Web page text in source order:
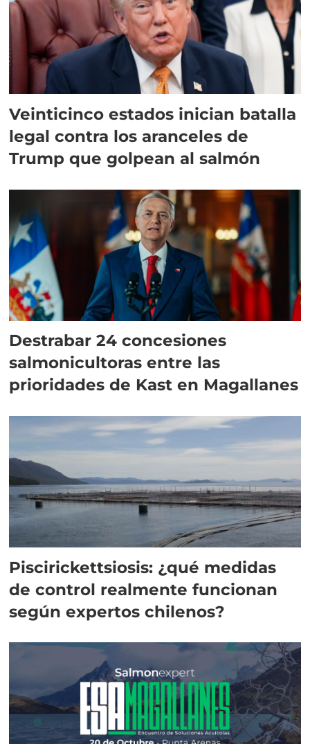
Veinticinco estados inician batalla
legal contra los aranceles de
Trump que golpean al salmón
Destrabar 24 concesiones
salmonicultoras entre las
prioridades de Kast en Magallanes
Piscirickettsiosis: ¿qué medidas
de control realmente funcionan
según expertos chilenos?